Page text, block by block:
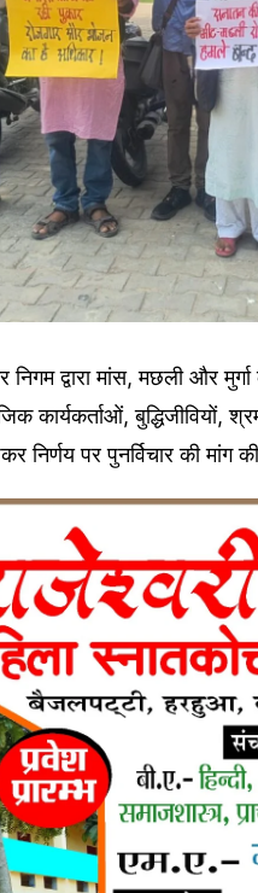
निगम द्वारा मांस, मछली और
कार्यकर्ताओं,
निर्णय पर पुनर्विचार की मांग